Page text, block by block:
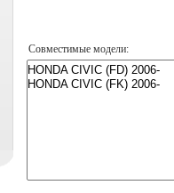
Совместимые модели: